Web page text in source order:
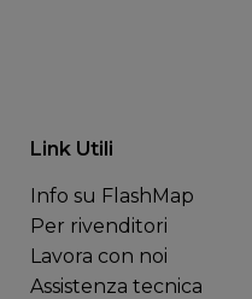
Link Utili
Info su FlashMap
Per rivenditori
Lavora con noi
Assistenza tecnica